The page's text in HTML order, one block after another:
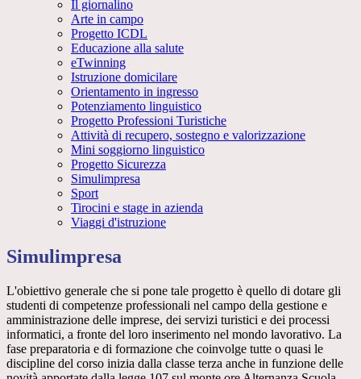
Il giornalino
Arte in campo
Progetto ICDL
Educazione alla salute
eTwinning
Istruzione domicilare
Orientamento in ingresso
Potenziamento linguistico
Progetto Professioni Turistiche
Attività di recupero, sostegno e valorizzazione
Mini soggiorno linguistico
Progetto Sicurezza
Simulimpresa
Sport
Tirocini e stage in azienda
Viaggi d'istruzione
Simulimpresa
L'obiettivo generale che si pone tale progetto è quello di dotare gli
studenti di competenze professionali nel campo della gestione e
amministrazione delle imprese, dei servizi turistici e dei processi
informatici, a fronte del loro inserimento nel mondo lavorativo. La
fase preparatoria e di formazione che coinvolge tutte o quasi le
discipline del corso inizia dalla classe terza anche in funzione delle